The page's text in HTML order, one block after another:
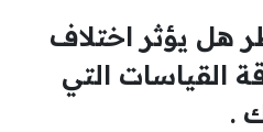
هل يؤثر اختلاف
القياسات التي
.